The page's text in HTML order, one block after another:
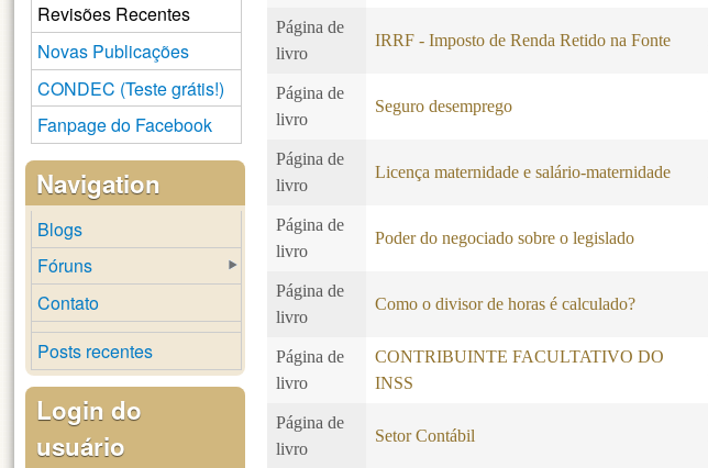
Página de
livro
IRRF - Imposto de Renda Retido na Fonte
Página de
livro
Seguro desemprego
Página de
livro
Licença maternidade e salário-maternidade
Página de
livro
Poder do negociado sobre o legislado
Página de
livro
Como o divisor de horas é calculado?
Página de
livro
CONTRIBUINTE FACULTATIVO DO
INSS
Página de
livro
Setor Contábil
Revisões Recentes
Novas Publicações
CONDEC (Teste grátis!)
Fanpage do Facebook
Navigation
Blogs
Fóruns
Contato
Posts recentes
Login do
usuário